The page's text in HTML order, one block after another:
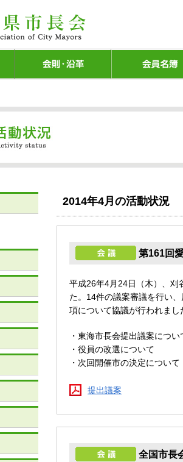
2014年4月の活動状況
第161回
平成26年4月24日（木）、刈
た。14件の議案審議を行い
項について協議が行われまし
・東海市長会提出議案につい
・役員の改選について
・次回開催市の決定について
提出議案
全国市長